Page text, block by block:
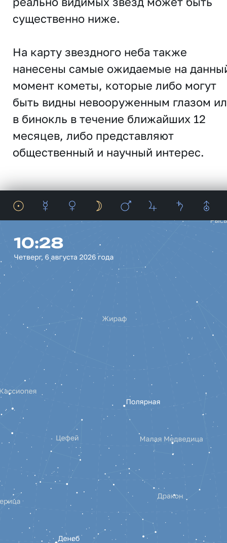
существенно ниже.
На карту звездного неба также
нанесены самые ожидаемые на
момент кометы, которые либо могут
быть видны невооруженным глазом
в бинокль в течение ближайших 12
месяцев, либо представляют
общественный и научный интерес.